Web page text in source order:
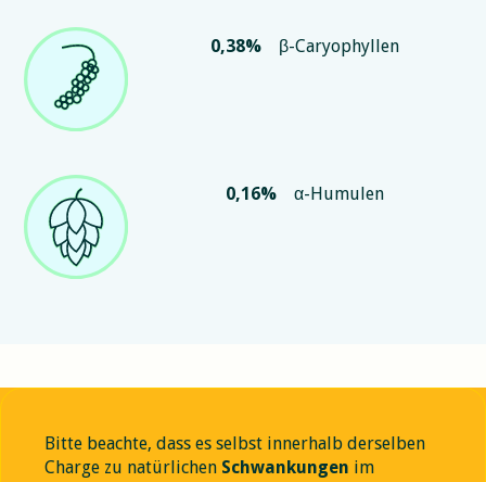
0,38% β-Caryophyllen
0,16% α-Humulen
Bitte beachte, dass es selbst innerhalb derselben
Charge zu natürlichen Schwankungen im